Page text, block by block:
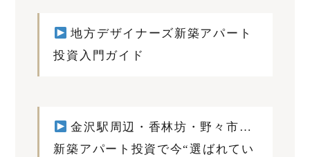
地方デザイナーズ新築アパート
投資入門ガイド
金沢駅周辺・香林坊・野々市…
新築アパート投資で今“選ばれてい